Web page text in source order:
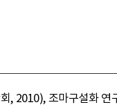
, 2010), 조마구설화